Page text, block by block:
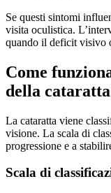
Se questi sintomi
visita oculistica.
quando il deficit visivo
Come
della
La cataratta viene
visione. La scala di
progressione e a
Scala di